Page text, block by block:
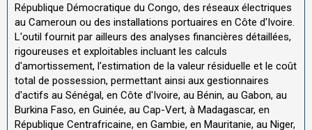
République Démocratique du Congo, des réseaux électriques
au Cameroun ou des installations portuaires en Côte d'Ivoire.
L'outil fournit par ailleurs des analyses financières détaillées,
rigoureuses et exploitables incluant les calculs
d'amortissement, l'estimation de la valeur résiduelle et le coût
total de possession, permettant ainsi aux gestionnaires
d'actifs au Sénégal, en Côte d'Ivoire, au Bénin, au Gabon, au
Burkina Faso, en Guinée, au Cap-Vert, à Madagascar, en
République Centrafricaine, en Gambie, en Mauritanie, au Niger,